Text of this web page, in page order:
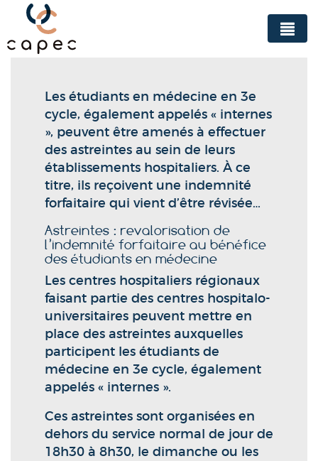
Panneau de gestion des cookies
Les étudiants en médecine en 3e
cycle, également appelés « internes
», peuvent être amenés à effectuer
des astreintes au sein de leurs
établissements hospitaliers. À ce
titre, ils reçoivent une indemnité
forfaitaire qui vient d’être révisée…
Astreintes : revalorisation de
l’indemnité forfaitaire au bénéfice
des étudiants en médecine
Les centres hospitaliers régionaux
faisant partie des centres hospitalo-
universitaires peuvent mettre en
place des astreintes auxquelles
participent les étudiants de
médecine en 3e cycle, également
appelés « internes ».
Ces astreintes sont organisées en
dehors du service normal de jour de
18h30 à 8h30, le dimanche ou les